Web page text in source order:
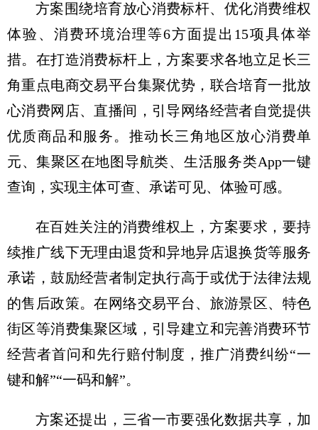
方案围绕培育放心消费标杆、优化消费维权
体验、消费环境治理等6方面提出15项具体举
措。在打造消费标杆上，方案要求各地立足长三
角重点电商交易平台集聚优势，联合培育一批放
心消费网店、直播间，引导网络经营者自觉提供
优质商品和服务。推动长三角地区放心消费单
元、集聚区在地图导航类、生活服务类App一键
查询，实现主体可查、承诺可见、体验可感。
在百姓关注的消费维权上，方案要求，要持
续推广线下无理由退货和异地异店退换货等服务
承诺，鼓励经营者制定执行高于或优于法律法规
的售后政策。在网络交易平台、旅游景区、特色
街区等消费集聚区域，引导建立和完善消费环节
经营者首问和先行赔付制度，推广消费纠纷“一
键和解”“一码和解”。
方案还提出，三省一市要强化数据共享，加